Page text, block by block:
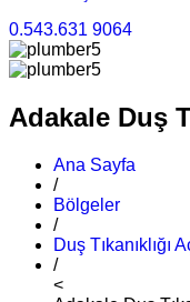
0.543.631 9064
Adakale Duş
Ana Sayfa
/
Bölgeler
/
Duş Tıkanıklığı
/
<